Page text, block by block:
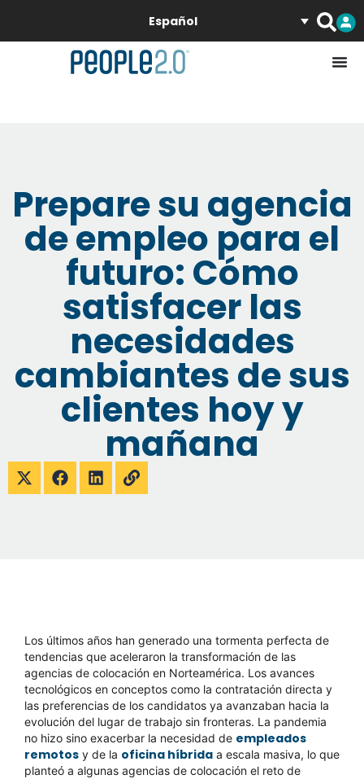
Español
Prepare su agencia
de empleo para el
futuro: Cómo
satisfacer las
necesidades
cambiantes de sus
clientes hoy y
mañana
Los últimos años han generado una tormenta perfecta de
tendencias que aceleraron la transformación de las
agencias de colocación en Norteamérica. Los avances
tecnológicos en conceptos como la contratación directa y
las preferencias de los candidatos ya avanzaban hacia la
evolución del lugar de trabajo sin fronteras. La pandemia
no hizo sino exacerbar la necesidad de empleados
remotos y de la oficina híbrida a escala masiva, lo que
planteó a algunas agencias de colocación el reto de